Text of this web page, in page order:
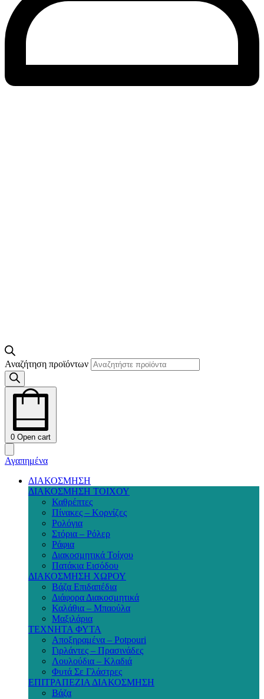
Αναζήτηση προϊόντων
0 Open cart
Αγαπημένα
ΔΙΑΚΟΣΜΗΣΗ
ΔΙΑΚΟΣΜΗΣΗ ΤΟΙΧΟΥ
Καθρέπτες
Πίνακες – Κορνίζες
Ρολόγια
Στόρια – Ρόλερ
Ράφια
Διακοσμητικά Τοίχου
Πατάκια Εισόδου
ΔΙΑΚΟΣΜΗΣΗ ΧΩΡΟΥ
Βάζα Επιδαπέδια
Διάφορα Διακοσμητικά
Καλάθια – Μπαούλα
Μαξιλάρια
ΤΕΧΝΗΤΑ ΦΥΤΑ
Αποξηραμένα – Potpouri
Γιρλάντες – Πρασινάδες
Λουλούδια – Κλαδιά
Φυτά Σε Γλάστρες
ΕΠΙΤΡΑΠΕΖΙΑ ΔΙΑΚΟΣΜΗΣΗ
Βάζα